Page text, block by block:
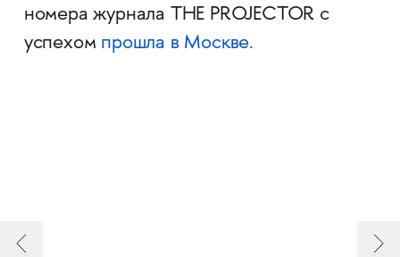
номера журнала THE PROJECTOR с
успехом прошла в Москве.